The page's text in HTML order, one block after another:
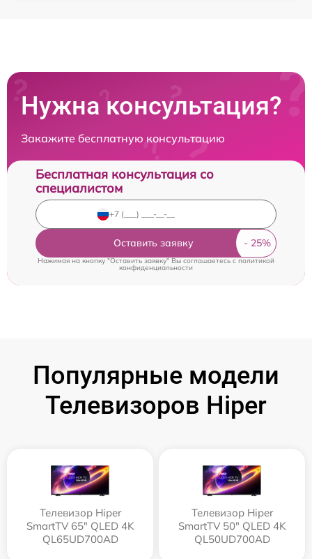
Нужна консультация?
Закажите бесплатную консультацию
Бесплатная консультация со
специалистом
Оставить заявку
Нажимая на кнопку "Оставить заявку" Вы соглашаетесь cполитикой
конфиденциальности
Популярные модели
Телевизоров Hiper
Телевизор Hiper
SmartTV 65" QLED 4K
QL65UD700AD
Телевизор Hiper
SmartTV 50" QLED 4K
QL50UD700AD